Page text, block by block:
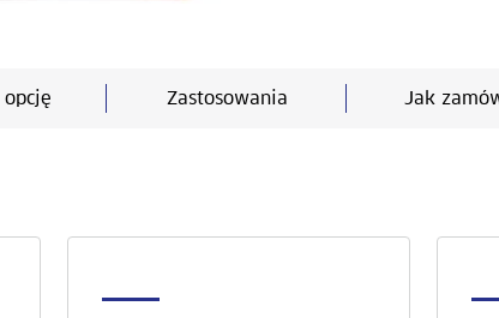
Zastosowania Jak